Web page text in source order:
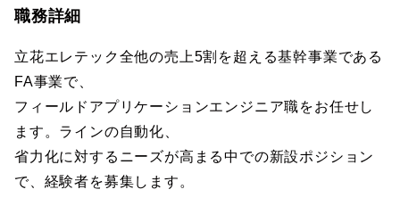
職務詳細
立花エレテック全他の売上5割を超える基幹事業である
FA事業で、
フィールドアプリケーションエンジニア職をお任せし
ます。ラインの自動化、
省力化に対するニーズが高まる中での新設ポジション
で、経験者を募集します。